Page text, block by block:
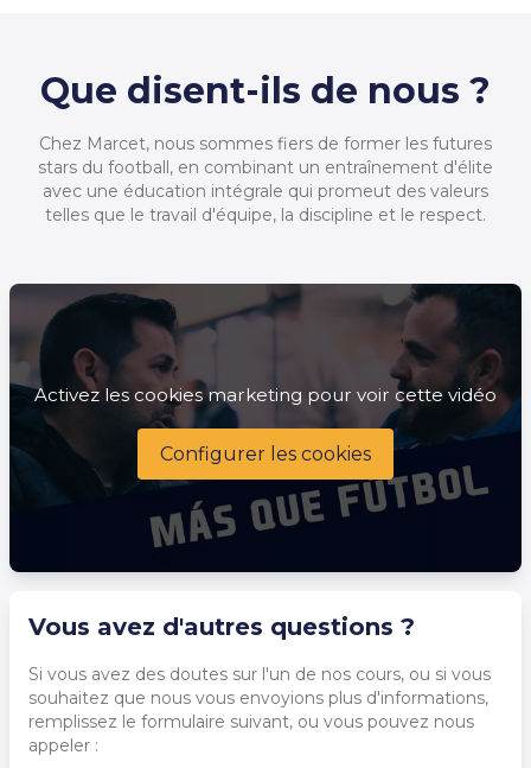
Que disent-ils de nous ?
Chez Marcet, nous sommes fiers de former les futures
stars du football, en combinant un entraînement d'élite
avec une éducation intégrale qui promeut des valeurs
telles que le travail d'équipe, la discipline et le respect.
Activez les cookies marketing pour voir cette vidéo
Configurer les cookies
Vous avez d'autres questions ?
Si vous avez des doutes sur l'un de nos cours, ou si vous
souhaitez que nous vous envoyions plus d'informations,
remplissez le formulaire suivant, ou vous pouvez nous
appeler :